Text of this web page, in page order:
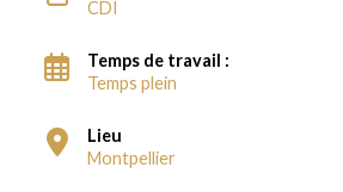
CDI
Temps de travail :
Temps plein
Lieu
Montpellier